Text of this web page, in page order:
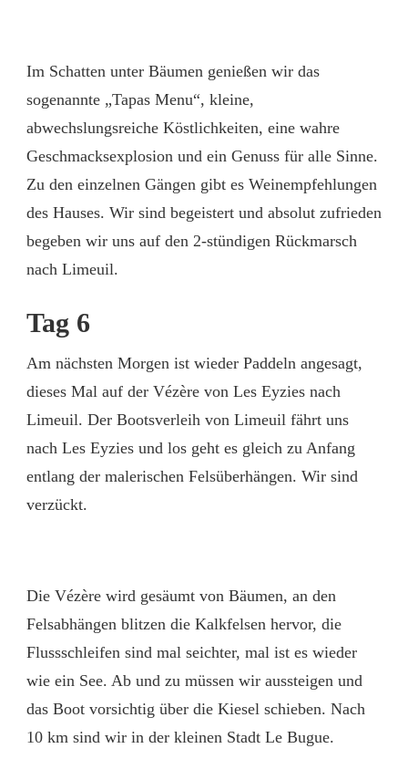
Im Schatten unter Bäumen genießen wir das
sogenannte „Tapas Menu“, kleine,
abwechslungsreiche Köstlichkeiten, eine wahre
Geschmacksexplosion und ein Genuss für alle Sinne.
Zu den einzelnen Gängen gibt es Weinempfehlungen
des Hauses. Wir sind begeistert und absolut zufrieden
begeben wir uns auf den 2-stündigen Rückmarsch
nach Limeuil.
Tag 6
Am nächsten Morgen ist wieder Paddeln angesagt,
dieses Mal auf der Vézère von Les Eyzies nach
Limeuil. Der Bootsverleih von Limeuil fährt uns
nach Les Eyzies und los geht es gleich zu Anfang
entlang der malerischen Felsüberhängen. Wir sind
verzückt.
Die Vézère wird gesäumt von Bäumen, an den
Felsabhängen blitzen die Kalkfelsen hervor, die
Flussschleifen sind mal seichter, mal ist es wieder
wie ein See. Ab und zu müssen wir aussteigen und
das Boot vorsichtig über die Kiesel schieben. Nach
10 km sind wir in der kleinen Stadt Le Bugue.